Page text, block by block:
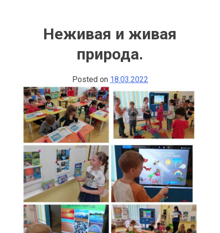
Неживая и живая
природа.
Posted on 18.03.2022